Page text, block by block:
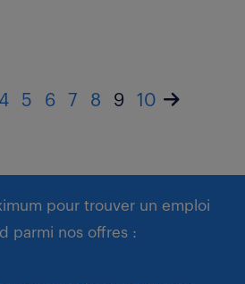
4 5 6 7 8 9 10
pour trouver un emploi
parmi nos offres :